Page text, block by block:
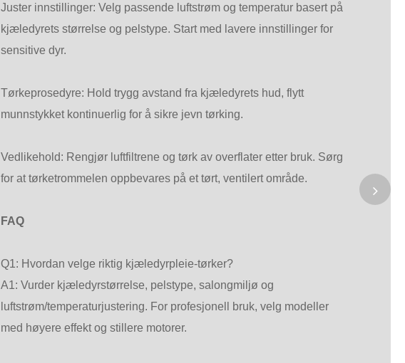
Română
Juster innstillinger: Velg passende luftstrøm og temperatur basert på
kjæledyrets størrelse og pelstype. Start med lavere innstillinger for
sensitive dyr.
Tørkeprosedyre: Hold trygg avstand fra kjæledyrets hud, flytt
munnstykket kontinuerlig for å sikre jevn tørking.
Vedlikehold: Rengjør luftfiltrene og tørk av overflater etter bruk. Sørg
for at tørketrommelen oppbevares på et tørt, ventilert område.
FAQ
Q1: Hvordan velge riktig kjæledyrpleie-tørker?
A1: Vurder kjæledyrstørrelse, pelstype, salongmiljø og
luftstrøm/temperaturjustering. For profesjonell bruk, velg modeller
med høyere effekt og stillere motorer.